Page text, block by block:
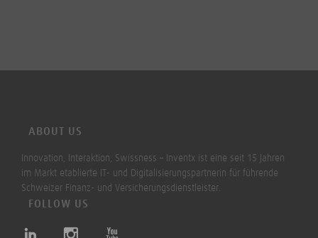
ABOUT US
Innovation, Interaktion, Swissness – Inventx ist eine seit 15 Jahren
im Markt etablierte IT- und Digitalisierungspartnerin für führende
Schweizer Finanz- und Versicherungsdienstleister.
FOLLOW US